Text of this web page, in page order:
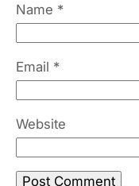
Name *
Email *
Website